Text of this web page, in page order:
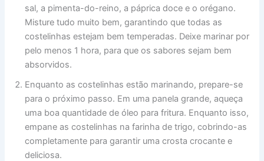
sal, a pimenta-do-reino, a páprica doce e o orégano.
Misture tudo muito bem, garantindo que todas as
costelinhas estejam bem temperadas. Deixe marinar por
pelo menos 1 hora, para que os sabores sejam bem
absorvidos.
Enquanto as costelinhas estão marinando, prepare-se
para o próximo passo. Em uma panela grande, aqueça
uma boa quantidade de óleo para fritura. Enquanto isso,
empane as costelinhas na farinha de trigo, cobrindo-as
completamente para garantir uma crosta crocante e
deliciosa.